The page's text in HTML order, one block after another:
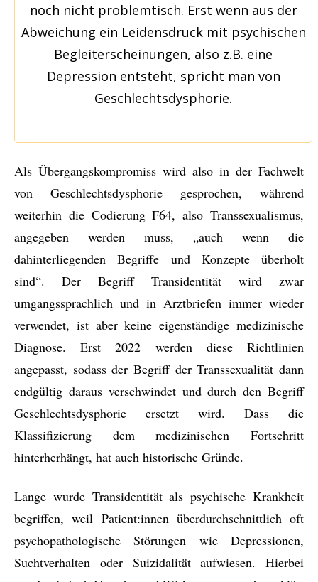
noch nicht problemtisch. Erst wenn aus der
Abweichung ein Leidensdruck mit psychischen
Begleiterscheinungen, also z.B. eine
Depression entsteht, spricht man von
Geschlechtsdysphorie.
Als Übergangskompromiss wird also in der Fachwelt
von Geschlechtsdysphorie gesprochen, während
weiterhin die Codierung F64, also Transsexualismus,
angegeben werden muss, „auch wenn die
dahinterliegenden Begriffe und Konzepte überholt
sind“. Der Begriff Transidentität wird zwar
umgangssprachlich und in Arztbriefen immer wieder
verwendet, ist aber keine eigenständige medizinische
Diagnose. Erst 2022 werden diese Richtlinien
angepasst, sodass der Begriff der Transsexualität dann
endgültig daraus verschwindet und durch den Begriff
Geschlechtsdysphorie ersetzt wird. Dass die
Klassifizierung dem medizinischen Fortschritt
hinterherhängt, hat auch historische Gründe.
Lange wurde Transidentität als psychische Krankheit
begriffen, weil Patient:innen überdurchschnittlich oft
psychopathologische Störungen wie Depressionen,
Suchtverhalten oder Suizidalität aufwiesen. Hierbei